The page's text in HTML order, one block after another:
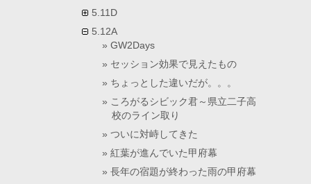
5.11D
5.12A
GW2Days
セッション効果で見えたもの
ちょっとした違いだが。。。
ころがるシビック君～県立二子高
校のライン取り
ついに対峙してきた
紅葉が進んでいた甲府幕
長年の宿題が終わった雨の甲府幕